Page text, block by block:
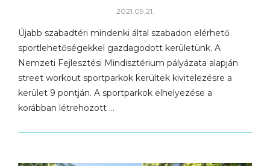
2021.09.21.
Újabb szabadtéri mindenki által szabadon elérhető
sportlehetőségekkel gazdagodott kerületünk. A
Nemzeti Fejlesztési Mindisztérium pályázata alapján
street workout sportparkok kerültek kivitelezésre a
kerület 9 pontján. A sportparkok elhelyezése a
korábban létrehozott …